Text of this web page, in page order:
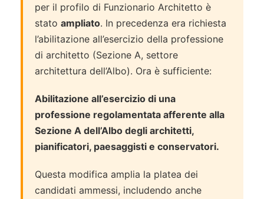
per il profilo di Funzionario Architetto è
stato ampliato. In precedenza era richiesta
l’abilitazione all’esercizio della professione
di architetto (Sezione A, settore
architettura dell’Albo). Ora è sufficiente:
Abilitazione all’esercizio di una
professione regolamentata afferente alla
Sezione A dell’Albo degli architetti,
pianificatori, paesaggisti e conservatori.
Questa modifica amplia la platea dei
candidati ammessi, includendo anche